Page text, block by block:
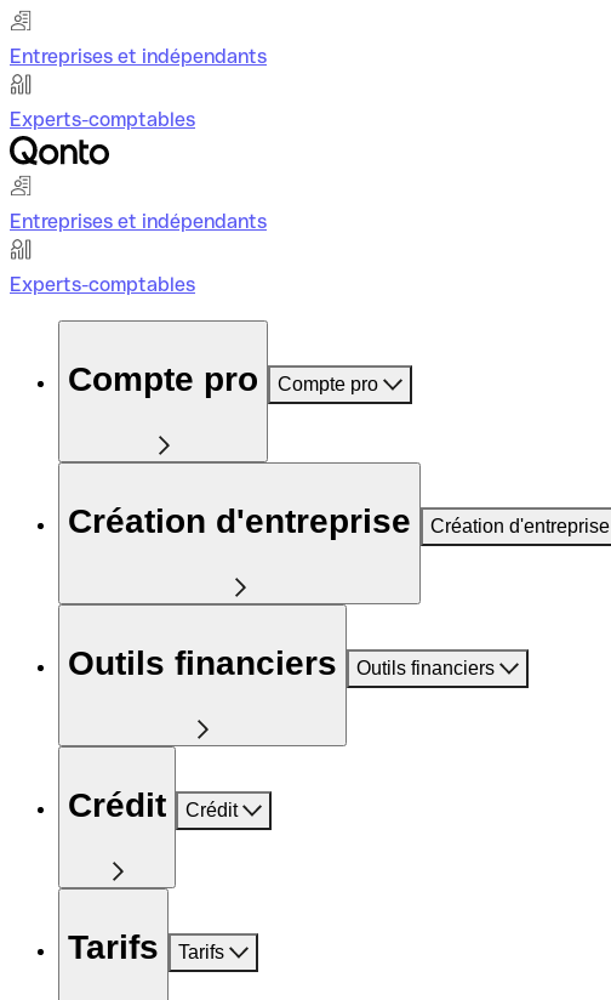
Entreprises et indépendants
Experts-comptables
Entreprises et indépendants
Experts-comptables
Compte pro Compte pro
Création d'entreprise Création d'entreprise
Outils financiers Outils financiers
Crédit Crédit
Tarifs Tarifs